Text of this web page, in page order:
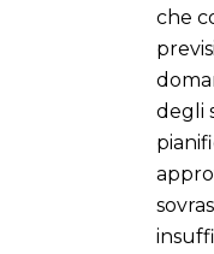
che
degli